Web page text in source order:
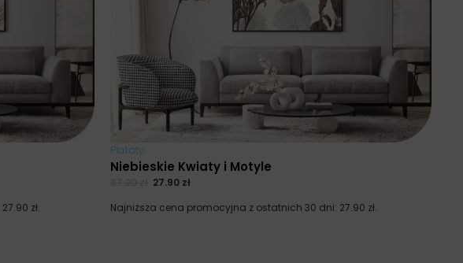
27.90 zł.
Plakaty
Niebieskie Kwiaty i Motyle
27.90 zł
Najniższa cena promocyjna z ostatnich 30 dni: 27.90 zł.